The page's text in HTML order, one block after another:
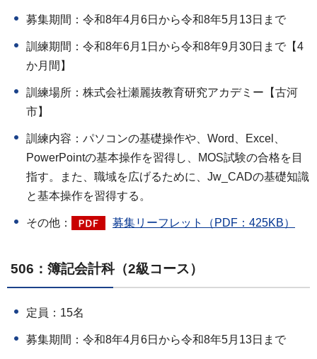
募集期間：令和8年4月6日から令和8年5月13日まで
訓練期間：令和8年6月1日から令和8年9月30日まで【4
か月間】
訓練場所：株式会社瀬麗抜教育研究アカデミー【古河
市】
訓練内容：パソコンの基礎操作や、Word、Excel、
PowerPointの基本操作を習得し、MOS試験の合格を目
指す。また、職域を広げるために、Jw_CADの基礎知識
と基本操作を習得する。
その他： 募集リーフレット（PDF：425KB）
506：簿記会計科（2級コース）
定員：15名
募集期間：令和8年4月6日から令和8年5月13日まで